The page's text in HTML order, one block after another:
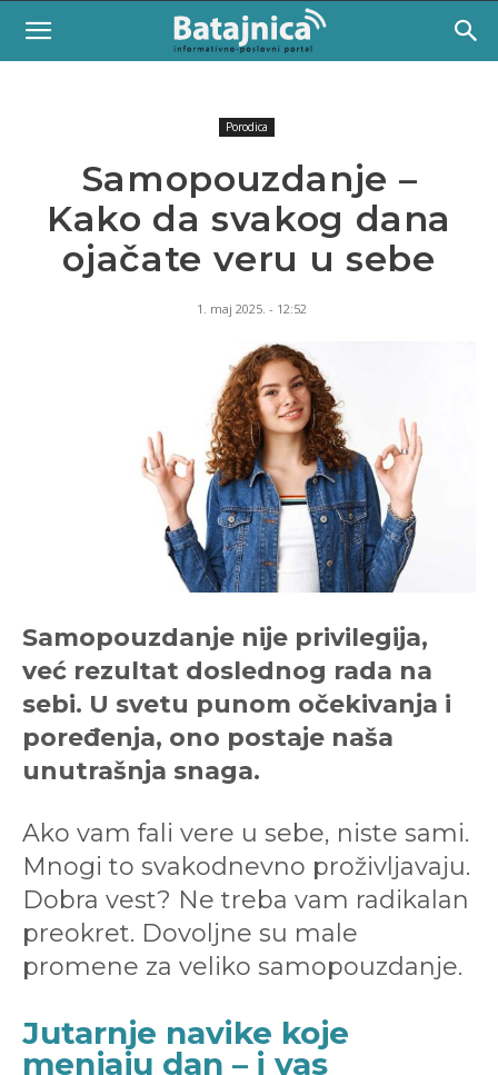
Porodica
Samopouzdanje –
Kako da svakog dana
ojačate veru u sebe
1. maj 2025. - 12:52
Samopouzdanje nije privilegija,
već rezultat doslednog rada na
sebi. U svetu punom očekivanja i
poređenja, ono postaje naša
unutrašnja snaga.
Ako vam fali vere u sebe, niste sami.
Mnogi to svakodnevno proživljavaju.
Dobra vest? Ne treba vam radikalan
preokret. Dovoljne su male
promene za veliko samopouzdanje.
Jutarnje navike koje
menjaju dan – i vas